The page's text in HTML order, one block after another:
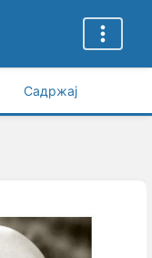
Садржај